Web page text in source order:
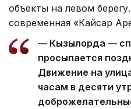
объекты на левом
современная «Кайсар
— Кызылорда —
просыпается
Движение на
часам в десяти